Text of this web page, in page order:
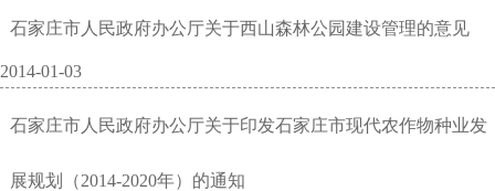
石家庄市人民政府办公厅关于西山森林公园建设管理的意见
2014-01-03
石家庄市人民政府办公厅关于印发石家庄市现代农作物种业发
展规划（2014-2020年）的通知